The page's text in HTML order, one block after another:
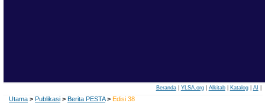
Beranda| YLSA.org| Alkitab| Katalog| AI
Utama > Publikasi > Berita PESTA > Edisi 38